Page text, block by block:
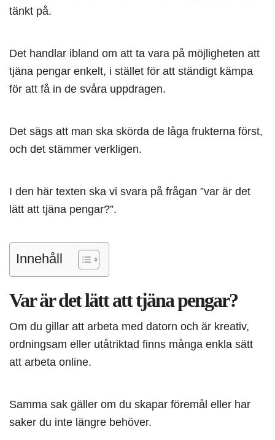
tänkt på.
Det handlar ibland om att ta vara på möjligheten att
tjäna pengar enkelt, i stället för att ständigt kämpa
för att få in de svåra uppdragen.
Det sägs att man ska skörda de låga frukterna först,
och det stämmer verkligen.
I den här texten ska vi svara på frågan ”var är det
lätt att tjäna pengar?”.
Innehåll
Var är det lätt att tjäna pengar?
Om du gillar att arbeta med datorn och är kreativ,
ordningsam eller utåtriktad finns många enkla sätt
att arbeta online.
Samma sak gäller om du skapar föremål eller har
saker du inte längre behöver.